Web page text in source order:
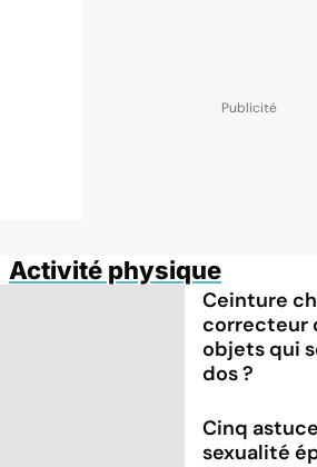
Activité physique
Ceinture
correcteur
objets qui
dos ?
Cinq
sexualité